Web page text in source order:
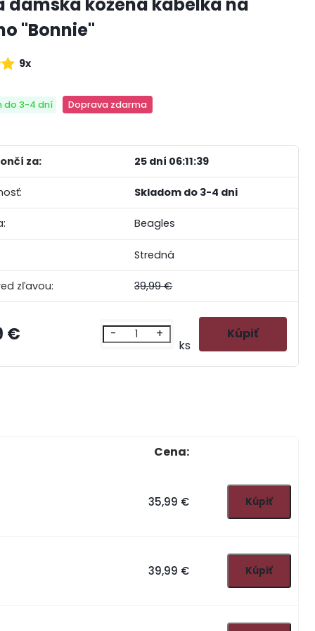
dámska kožená kabelka na
"Bonnie"
do 3-4 dní Doprava zdarma
9x
za: 25 dní 06:11:38
Skladom do 3-4 dni
Beagles
Stredná
zľavou: 39,99 €
€ - +
ks
Cena:
35,99 €
39,99 €